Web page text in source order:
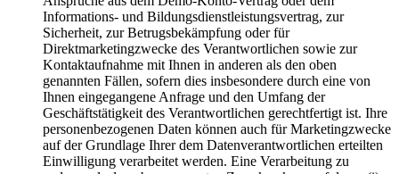
Informations- und Bildungsdienstleistungsvertrag, zur
Sicherheit, zur Betrugsbekämpfung oder für
Direktmarketingzwecke des Verantwortlichen sowie zur
Kontaktaufnahme mit Ihnen in anderen als den oben
genannten Fällen, sofern dies insbesondere durch eine von
Ihnen eingegangene Anfrage und den Umfang der
Geschäftstätigkeit des Verantwortlichen gerechtfertigt ist. Ihre
personenbezogenen Daten können auch für Marketingzwecke
auf der Grundlage Ihrer dem Datenverantwortlichen erteilten
Einwilligung verarbeitet werden. Eine Verarbeitung zu